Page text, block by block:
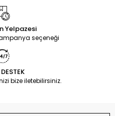
Yelpazesi
seçeneği
bize iletebilirsiniz.